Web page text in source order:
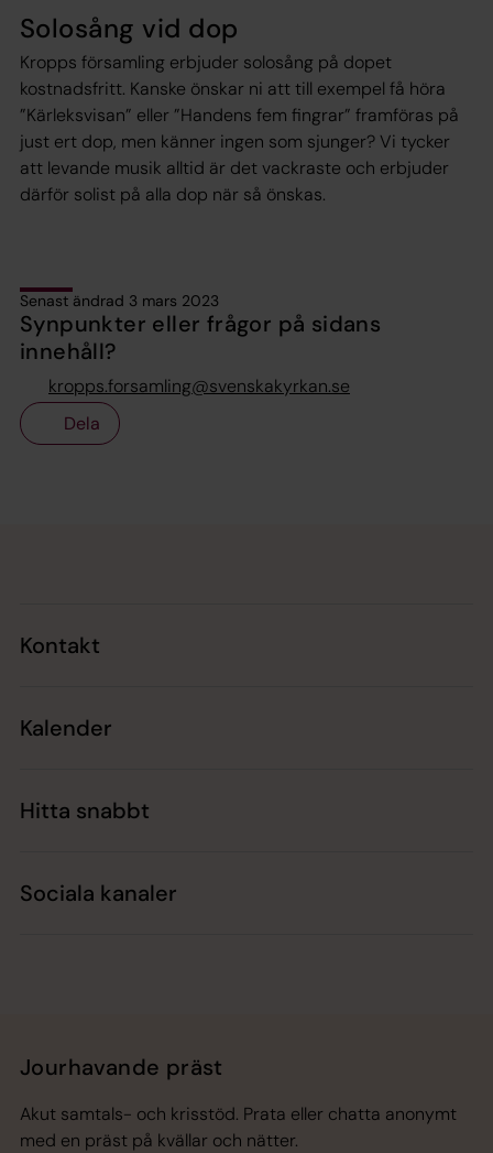
Solosång vid dop
Kropps församling erbjuder solosång på dopet
kostnadsfritt. Kanske önskar ni att till exempel få höra
”Kärleksvisan” eller ”Handens fem fingrar” framföras på
just ert dop, men känner ingen som sjunger? Vi tycker
att levande musik alltid är det vackraste och erbjuder
därför solist på alla dop när så önskas.
Senast ändrad 3 mars 2023
Synpunkter eller frågor på sidans
innehåll?
kropps.forsamling@svenskakyrkan.se
Dela
Kontakt
Kalender
Hitta snabbt
Sociala kanaler
Jourhavande präst
Akut samtals- och krisstöd. Prata eller chatta anonymt
med en präst på kvällar och nätter.